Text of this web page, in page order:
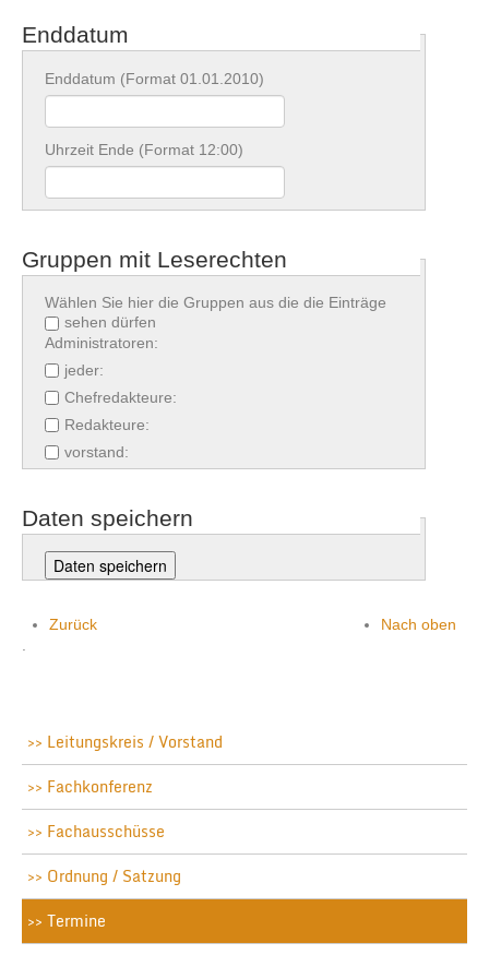
Enddatum
Enddatum (Format 01.01.2010)
Uhrzeit Ende (Format 12:00)
Gruppen mit Leserechten
Wählen Sie hier die Gruppen aus die die Einträge
sehen dürfen
Administratoren:
jeder:
Chefredakteure:
Redakteure:
vorstand:
Daten speichern
Zurück
Nach oben
Leitungskreis / Vorstand
Fachkonferenz
Fachausschüsse
Ordnung / Satzung
Termine